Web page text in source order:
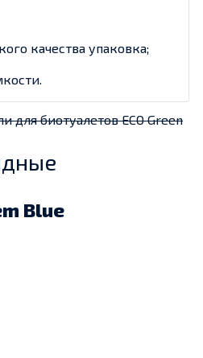
качества упаковка;
для биотуалетов ECO Green
Blue